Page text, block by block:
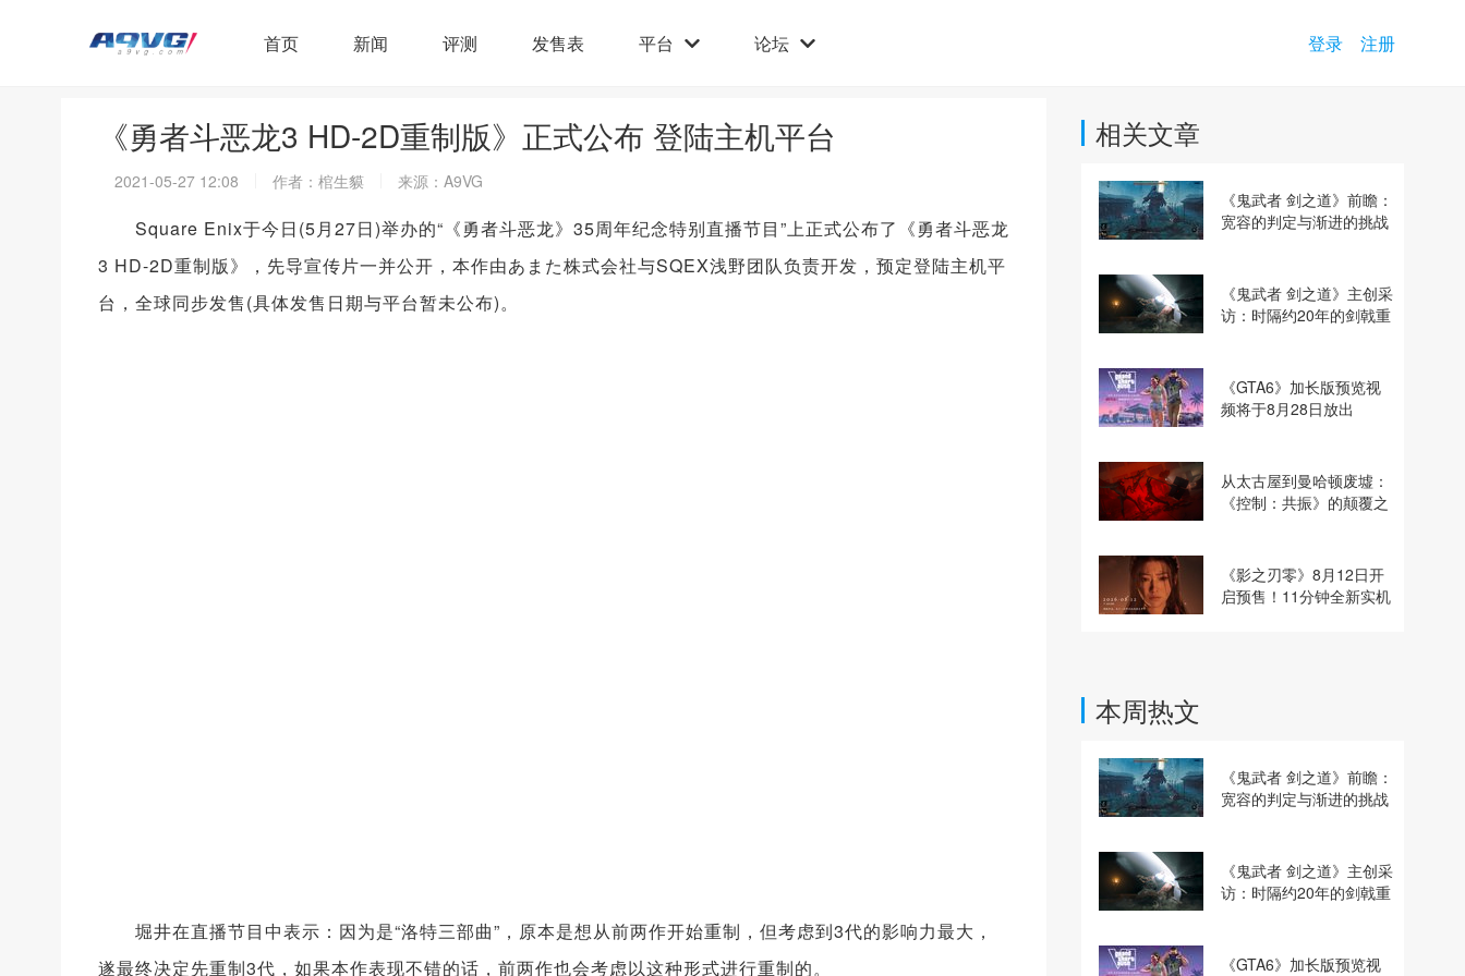
首页 新闻 评测 发售表 平台 论坛 登录 注册
《勇者斗恶龙3 HD-2D重制版》正式公布 登陆主机平台
2021-05-27 12:08 作者：棺生貘 来源：A9VG
Square Enix于今日(5月27日)举办的“《勇者斗恶龙》35周年纪念特别直播节目”上正式公布了《勇者斗恶龙
3 HD-2D重制版》，先导宣传片一并公开，本作由あまた株式会社与SQEX浅野团队负责开发，预定登陆主机平
台，全球同步发售(具体发售日期与平台暂未公布)。
堀井在直播节目中表示：因为是“洛特三部曲”，原本是想从前两作开始重制，但考虑到3代的影响力最大，
遂最终决定先重制3代，如果本作表现不错的话，前两作也会考虑以这种形式进行重制的。
相关文章
《鬼武者 剑之道》前瞻：
宽容的判定与渐进的挑战
《鬼武者 剑之道》主创采
访：时隔约20年的剑戟重
《GTA6》加长版预览视
频将于8月28日放出
从太古屋到曼哈顿废墟：
《控制：共振》的颠覆之
《影之刃零》8月12日开
启预售！11分钟全新实机
本周热文
《鬼武者 剑之道》前瞻：
宽容的判定与渐进的挑战
《鬼武者 剑之道》主创采
访：时隔约20年的剑戟重
《GTA6》加长版预览视